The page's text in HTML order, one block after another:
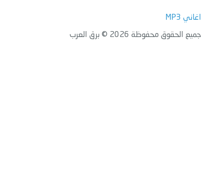
اغاني MP3
جميع الحقوق محفوظة 2026 © برق العرب